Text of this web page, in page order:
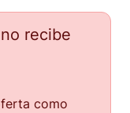
recibe
como